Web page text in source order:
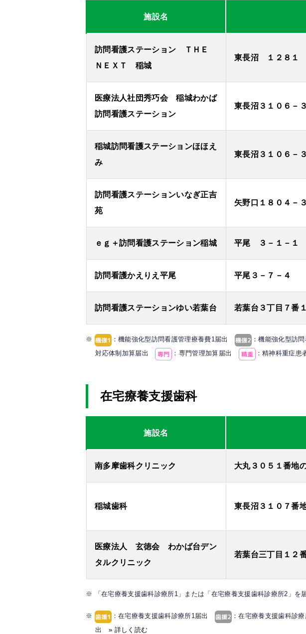
施設名
訪問看護ステーション ＴＨＥ
ＮＥＸＴ 稲城
東長沼 １２８１
医療法人社団秀巧会 稲城わかば
訪問看護ステーション
東長沼３１０６－
稲城訪問看護ステーションほほえ
み
東長沼３１０６－
訪問看護ステーションいなぎ正吉
苑
矢野口１８０４－３
ｅｇ＋訪問看護ステーション稲城 平尾 ３－１－１
訪問看護かえりえ平尾 平尾３－７－４
訪問看護ステーションゆい若葉台 若葉台３丁目７番１
※ ：機能強化型訪問看護管理療養費1届出 ：機能強化型訪
対応体制加算届出
：専門管理加算届出 ：精神科重症
在宅療養支援歯科
施設名
南多摩歯科クリニック 大丸３０５１番地
稲城歯科 東長沼３１０７番
医療法人 玄徳会 わかば台デン
タルクリニック
若葉台三丁目１２
※ 「在宅療養支援歯科診療所1」または「在宅療養支援歯科診療所2」を
※ ：在宅療養支援歯科診療所1届出 ：在宅療養支援歯科診
出 » 詳しく読む